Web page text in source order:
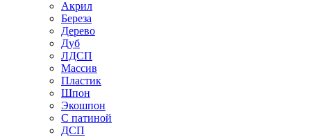
Акрил
Береза
Дерево
Дуб
ЛДСП
Массив
Пластик
Шпон
Экошпон
С патиной
ДСП